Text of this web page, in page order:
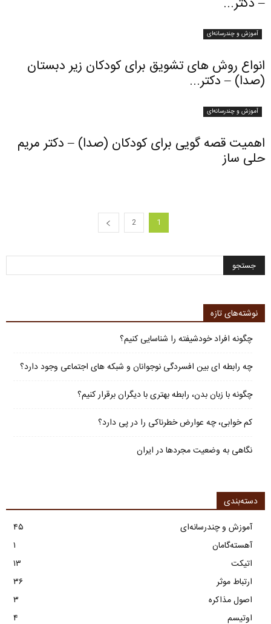
آموزش و چندرسانه‌ای
انواع روش های تشویق برای کودکان زیر دبستان
(صدا) – دکتر...
آموزش و چندرسانه‌ای
اهمیت قصه گویی برای کودکان (صدا) – دکتر مریم
حلی ساز
1
2
نوشته‌های تازه
چگونه افراد خودشیفته را شناسایی کنیم؟
چه رابطه ای بین افسردگی نوجوانان و شبکه های اجتماعی وجود دارد؟
چگونه با زبان بدن، رابطه بهتری با دیگران برقرار کنیم؟
کم خوابی، چه عوارض خطرناکی را در پی دارد؟
نگاهی به وضعیت مجردها در ایران
دسته‌بندی
آموزش و چندرسانه‌ای
۴۵
آهسته‌گامان
۱
اتیکت
۱۳
ارتباط موثر
۳۶
اصول مذاکره
۳
اوتیسم
۴